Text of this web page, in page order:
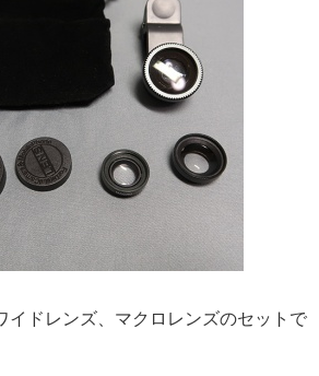
イドレンズ、マクロレンズのセットで